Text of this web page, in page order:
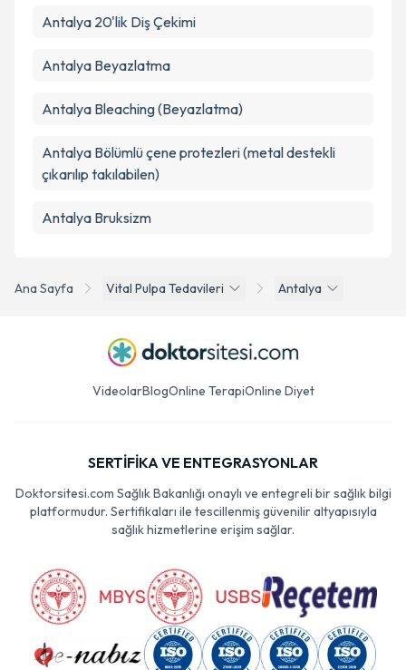
Ana Sayfa Vital Pulpa Tedavileri Antalya
Antalya 20'lik Diş Çekimi
Antalya Beyazlatma
Antalya Bleaching (Beyazlatma)
Antalya Bölümlü çene protezleri (metal destekli
çıkarılıp takılabilen)
Antalya Bruksizm
VideolarBlogOnline TerapiOnline Diyet
SERTİFİKA VE ENTEGRASYONLAR
Doktorsitesi.com Sağlık Bakanlığı onaylı ve entegreli bir sağlık bilgi
platformudur. Sertifikaları ile tescillenmiş güvenilir altyapısıyla
sağlık hizmetlerine erişim sağlar.